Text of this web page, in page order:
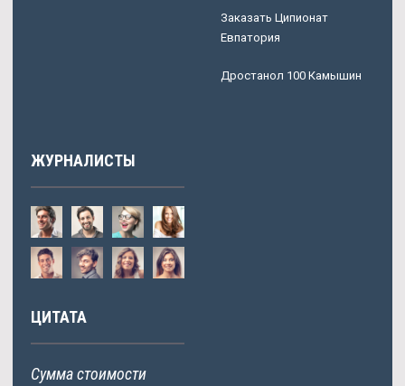
Заказать Ципионат
Евпатория
Дростанол 100 Камышин
ЖУРНАЛИСТЫ
ЦИТАТА
Сумма стоимости